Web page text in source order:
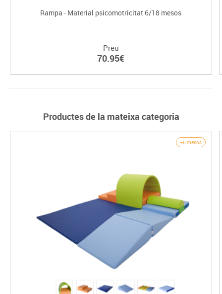
Rampa - Material psicomotricitat 6/18 mesos
Preu
70.95€
Productes de la mateixa categoria
+6 mesos